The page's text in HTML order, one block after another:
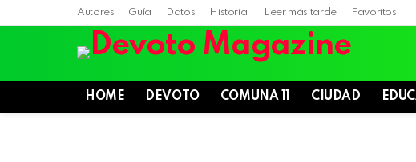
Autores Guía Datos Historial Leer más tarde Favoritos
HOME DEVOTO COMUNA 11 CIUDAD